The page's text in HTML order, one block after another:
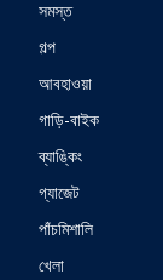
সমস্ত
গল্প
আবহাওয়া
গাড়ি-বাইক
ব্যাঙ্কিং
গ্যাজেট
পাঁচমিশালি
খেলা